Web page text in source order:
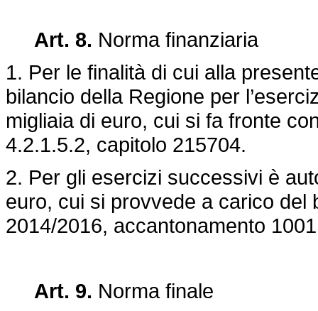
Art. 8. Norma finanziaria
1. Per le finalità di cui alla
bilancio della Regione per
migliaia di euro, cui si fa fronte
4.2.1.5.2, capitolo 215704.
2. Per gli esercizi successivi è
euro, cui si provvede a carico del
2014/2016, accantonamento
Art. 9. Norma finale